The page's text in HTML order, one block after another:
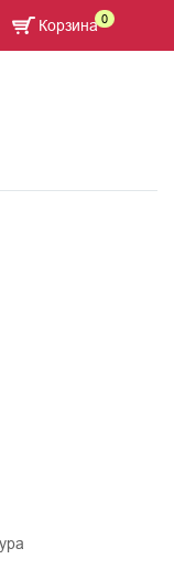
Корзина 0